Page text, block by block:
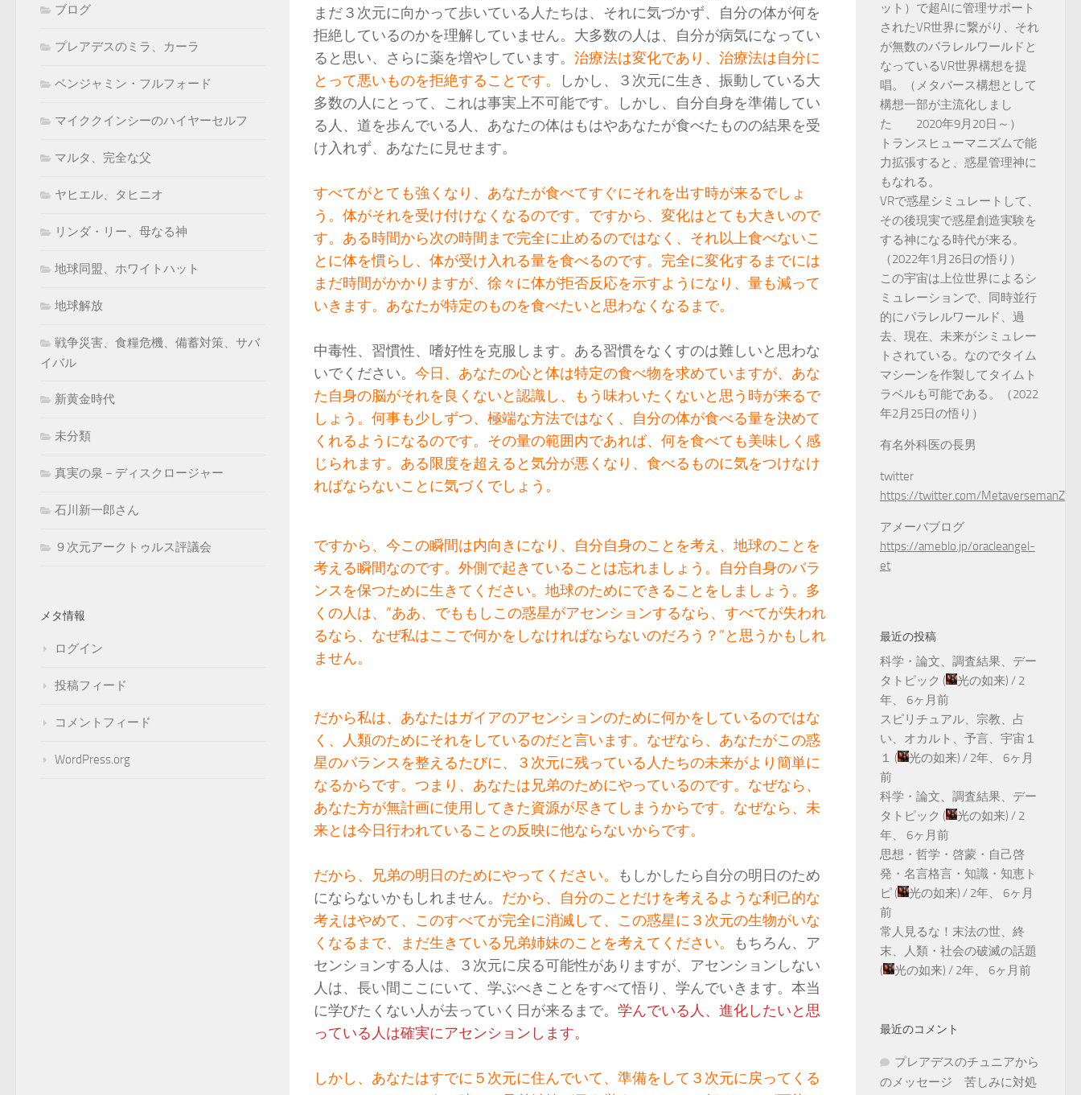
まだ３次元に向かって歩いている人たちは、それに気づかず、自分の体が何を
拒絶しているのかを理解していません。大多数の人は、自分が病気になってい
ると思い、さらに薬を増やしています。 治療法は変化であり、治療法は自分に
とって悪いものを拒絶することです。
しかし、３次元に生き、振動している大
多数の人にとって、これは事実上不可能です。しかし、自分自身を準備してい
る人、道を歩んでいる人、あなたの体はもはやあなたが食べたものの結果を受
け入れず、あなたに見せます。
すべてがとても強くなり、あなたが食べてすぐにそれを出す時が来るでしょ
う。体がそれを受け付けなくなるのです。ですから、変化はとても大きいので
す。ある時間から次の時間まで完全に止めるのではなく、それ以上食べないこ
とに体を慣らし、体が受け入れる量を食べるのです。完全に変化するまでには
まだ時間がかかりますが、徐々に体が拒否反応を示すようになり、量も減って
いきます。あなたが特定のものを食べたいと思わなくなるまで。
中毒性、習慣性、嗜好性を克服します。ある習慣をなくすのは難しいと思わな
いでください。 今日、あなたの心と体は特定の食べ物を求めていますが、あな
た自身の脳がそれを良くないと認識し、もう味わいたくないと思う時が来るで
しょう。何事も少しずつ、極端な方法ではなく、自分の体が食べる量を決めて
くれるようになるのです。その量の範囲内であれば、何を食べても美味しく感
じられます。ある限度を超えると気分が悪くなり、食べるものに気をつけなけ
ればならないことに気づくでしょう。
ですから、今この瞬間は内向きになり、自分自身のことを考え、地球のことを
考える瞬間なのです。外側で起きていることは忘れましょう。自分自身のバラ
ンスを保つために生きてください。地球のためにできることをしましょう。多
くの人は、”ああ、でももしこの惑星がアセンションするなら、すべてが失われ
るなら、なぜ私はここで何かをしなければならないのだろう？”と思うかもしれ
ません。
だから私は、あなたはガイアのアセンションのために何かをしているのではな
く、人類のためにそれをしているのだと言います。なぜなら、あなたがこの惑
星のバランスを整えるたびに、３次元に残っている人たちの未来がより簡単に
なるからです。つまり、あなたは兄弟のためにやっているのです。なぜなら、
あなた方が無計画に使用してきた資源が尽きてしまうからです。なぜなら、未
来とは今日行われていることの反映に他ならないからです。
だから、兄弟の明日のためにやってください。
もしかしたら自分の明日のため
にならないかもしれません。 だから、自分のことだけを考えるような利己的な
考えはやめて、このすべてが完全に消滅して、この惑星に３次元の生物がいな
くなるまで、まだ生きている兄弟姉妹のことを考えてください。
もちろん、ア
センションする人は、３次元に戻る可能性がありますが、アセンションしない
人は、長い間ここにいて、学ぶべきことをすべて悟り、学んでいきます。本当
に学びたくない人が去っていく日が来るまで。 学んでいる人、進化したいと思
っている人は確実にアセンションします。
しかし、あなたはすでに５次元に住んでいて、準備をして３次元に戻ってくる
ブログ
プレアデスのミラ、カーラ
ベンジャミン・フルフォード
マイククインシーのハイヤーセルフ
マルタ、完全な父
ヤヒエル、タヒニオ
リンダ・リー、母なる神
地球同盟、ホワイトハット
地球解放
戦争災害、食糧危機、備蓄対策、サバ
イバル
新黄金時代
未分類
真実の泉－ディスクロージャー
石川新一郎さん
９次元アークトゥルス評議会
メタ情報
ログイン
投稿フィード
コメントフィード
WordPress.org
ット）で超AIに管理サポート
されたVR世界に繋がり、それ
が無数のパラレルワールドと
なっているVR世界構想を提
唱。（メタバース構想として
構想一部が主流化しまし
た 2020年9月20日～）
トランスヒューマニズムで能
力拡張すると、惑星管理神に
もなれる。
VRで惑星シミュレートして、
その後現実で惑星創造実験を
する神になる時代が来る。
（2022年1月26日の悟り）
この宇宙は上位世界によるシ
ミュレーションで、同時並行
的にパラレルワールド、過
去、現在、未来がシミュレー
トされている。なのでタイム
マシーンを作製してタイムト
ラベルも可能である。（2022
年2月25日の悟り）
有名外科医の長男
twitter
https://twitter.com/MetaversemanZ
アメーバブログ
https://ameblo.jp/oracleangel-
et
最近の投稿
科学・論文、調査結果、デー
タトピック ( 光の如来) / 2
年、 6ヶ月前
スピリチュアル、宗教、占
い、オカルト、予言、宇宙１
１ ( 光の如来) / 2年、 6ヶ月
前
科学・論文、調査結果、デー
タトピック ( 光の如来) / 2
年、 6ヶ月前
思想・哲学・啓蒙・自己啓
発・名言格言・知識・知恵ト
ピ ( 光の如来) / 2年、 6ヶ月
前
常人見るな！末法の世、終
末、人類・社会の破滅の話題
(
光の如来) / 2年、 6ヶ月前
最近のコメント
プレアデスのチュニアから
のメッセージ 苦しみに対処